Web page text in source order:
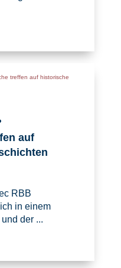
auf
RBB
in einem
der ...